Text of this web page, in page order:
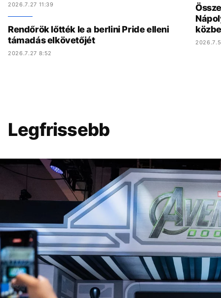
2026.7.27 11:39
Rendőrök lőtték le a berlini Pride elleni
támadás elkövetőjét
2026.7.27 8:52
Legfrissebb